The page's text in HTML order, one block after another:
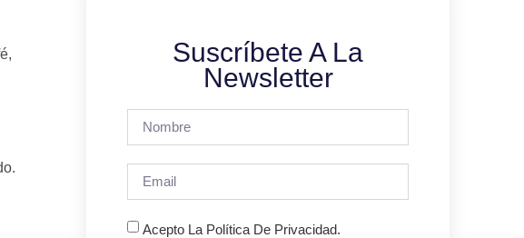
Suscríbete A La
Newsletter
Acepto La Política De Privacidad.